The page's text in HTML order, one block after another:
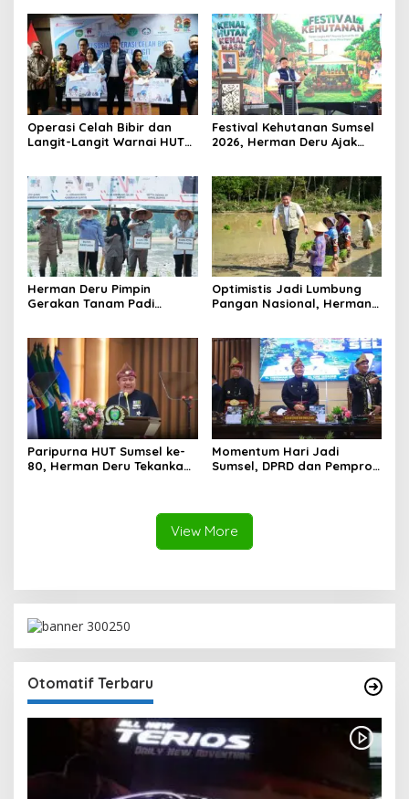
Operasi Celah Bibir dan
Langit-Langit Warnai HUT
Festival Kehutanan Sumsel
2026, Herman Deru Ajak
Herman Deru Pimpin
Gerakan Tanam Padi
Juta Ton
Optimistis Jadi Lumbung
Pangan Nasional, Herman
Juta Ton
Paripurna HUT Sumsel ke-
80, Herman Deru Tekankan
Momentum Hari Jadi
Sumsel, DPRD dan Pemprov
View More
Otomatif Terbaru